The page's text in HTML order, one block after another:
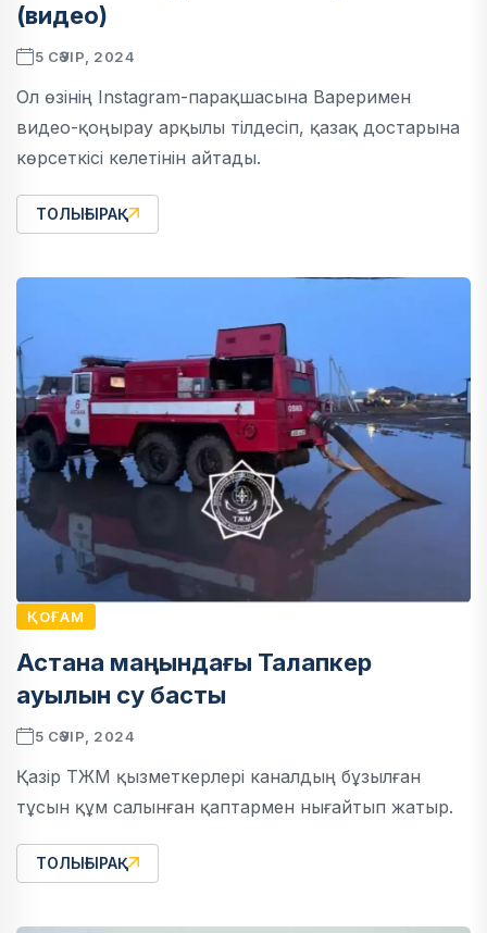
(видео)
5 СӘУІР, 2024
Ол өзінің Instagram-парақшасына Вареримен
видео-қоңырау арқылы тілдесіп, қазақ достарына
көрсеткісі келетінін айтады.
ТОЛЫҒЫРАҚ
ҚОҒАМ
Астана маңындағы Талапкер
ауылын су басты
5 СӘУІР, 2024
Қазір ТЖМ қызметкерлері каналдың бұзылған
тұсын құм салынған қаптармен нығайтып жатыр.
ТОЛЫҒЫРАҚ